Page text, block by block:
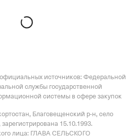
источников: Федеральной
службы государственной
системы в сфере закупок
Благовещенский р-н, село
зарегистрирована 15.10.1993.
лица: ГЛАВА СЕЛЬСКОГО